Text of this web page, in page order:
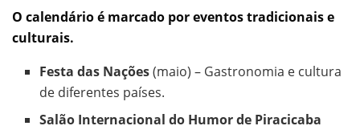
O calendário é marcado por eventos tradicionais e
culturais.
Festa das Nações(maio) – Gastronomia e cultura
de diferentes países.
Salão Internacional do Humor de Piracicaba